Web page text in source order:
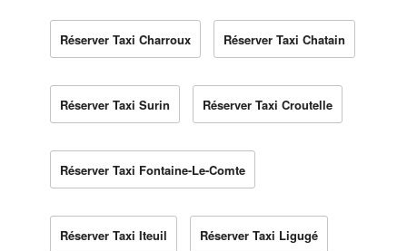
Réserver Taxi Charroux Réserver Taxi Chatain
Réserver Taxi Surin Réserver Taxi Croutelle
Réserver Taxi Fontaine-Le-Comte
Réserver Taxi Iteuil Réserver Taxi Ligugé